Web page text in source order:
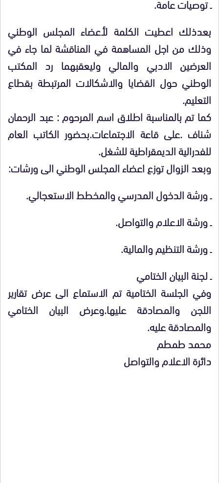
بعدذلك اعطيت الكلمة لأعضاء المجلس الوطني
وذلك من اجل المساهمة في المناقشة لما جاء في
العرضين الادبي والمالي وليعقبهما رد المكتب
الوطني حول القضايا والاشكالات المرتبطة بقطاع
التعليم.
كما تم بالمناسبة اطلاق اسم المرحوم : عبد الرحمان
شناف .على قاعة الاجتماعات.بحضور الكاتب العام
للفدرالية الديمقراطية للشغل.
وبعد الزوال توزع اعضاء المجلس الوطني الى ورشات:
ـ ورشة الدخول المدرسي والمخطط الاستعجالي.
ـ ورشة الاعلام والتواصل.
ـ ورشة التنظيم والمالية.
ـ لجنة البيان الختامي
وفي الجلسة الختامية تم الاستماع الى عرض تقارير
اللجن والمصادقة عليها.وعرض البيان الختامي
والمصادقة عليه.
محمد طمطم
دائرة الاعلام والتواصل